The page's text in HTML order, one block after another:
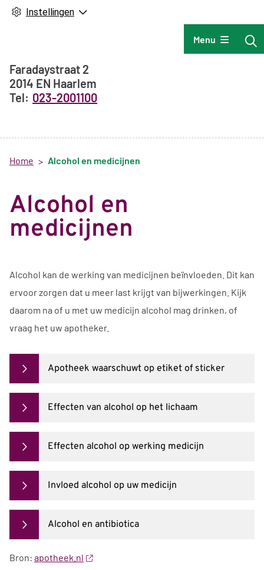
Instellingen
Hoofdmenu
Menu
Adresgegevens
Faradaystraat 2
2014 EN Haarlem
023-2001100
Home Alcohol en medicijnen
Alcohol en
medicijnen
Alcohol kan de werking van medicijnen beïnvloeden. Dit kan
ervoor zorgen dat u meer last krijgt van bijwerkingen. Kijk
daarom na of u met uw medicijn alcohol mag drinken, of
vraag het uw apotheker.
Apotheek waarschuwt op etiket of sticker
Effecten van alcohol op het lichaam
Effecten alcohol op werking medicijn
Invloed alcohol op uw medicijn
Alcohol en antibiotica
Bron: apotheek.nl